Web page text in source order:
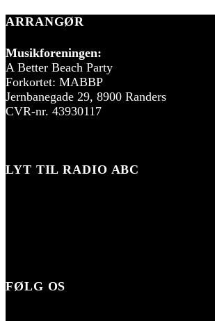
ARRANGØR
Musikforeningen:
A Better Beach Party
Forkortet: MABBP
Jernbanegade 29, 8900 Randers
CVR-nr. 43930117
LYT TIL RADIO ABC
FØLG OS